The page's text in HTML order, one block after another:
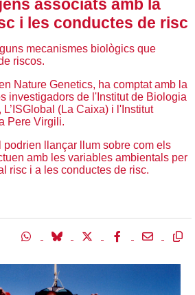
associats amb la
i les conductes de risc
mecanismes biològics que
riscos.
Nature Genetics, ha comptat amb la
investigadors de l'Institut de Biologia
(La Caixa) i l'Institut
Pere Virgili.
podrien llançar llum sobre com els
amb les variables ambientals per
risc i a les conductes de risc.